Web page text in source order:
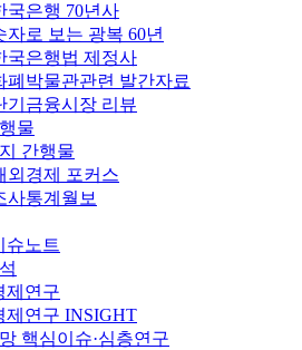
국은행 70년사
자로 보는 광복 60년
국은행법 제정사
폐박물관관련 발간자료
기금융시장 리뷰
물
간행물
외경제 포커스
사통계월보
슈노트
제연구
제연구 INSIGHT
핵심이슈·심층연구